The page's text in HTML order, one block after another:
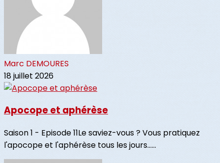
Marc DEMOURES
18 juillet 2026
Apocope et aphérèse
Saison 1 - Episode 11Le saviez-vous ? Vous pratiquez
l'apocope et l'aphérèse tous les jours......